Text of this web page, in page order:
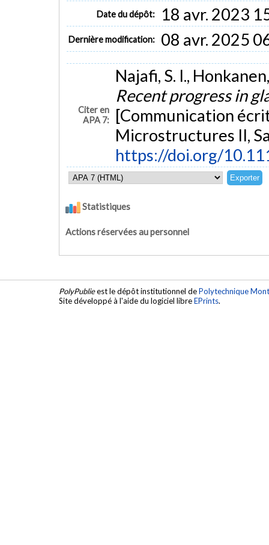
Date du dépôt: 18 avr. 2023
Dernière modification: 08 avr. 2025
Citer en
APA 7:
Najafi, S. I.,
Recent progress in
[Communication
Microstructures II,
https://doi.org/
Statistiques
Actions réservées au personnel
PolyPublieest le dépôt institutionnel dePolytechnique
Site développé à l'aide du logiciel libreEPrints.